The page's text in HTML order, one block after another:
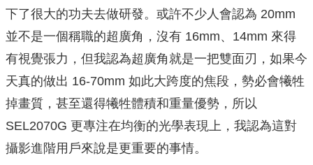
下了很大的功夫去做研發。或許不少人會認為 20mm
並不是一個稱職的超廣角，沒有 16mm、14mm 來得
有視覺張力，但我認為超廣角就是一把雙面刃，如果今
天真的做出 16-70mm 如此大跨度的焦段，勢必會犧牲
掉畫質，甚至還得犧牲體積和重量優勢，所以
SEL2070G 更專注在均衡的光學表現上，我認為這對
攝影進階用戶來說是更重要的事情。